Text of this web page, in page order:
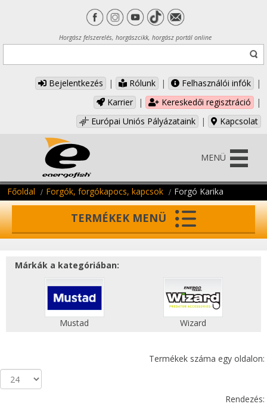
Horgász felszerelés, horgászcikk, horgász portál online
Bejelentkezés | Rólunk | Felhasználói infók
|
Karrier
| Kereskedői regisztráció
|
Európai Uniós Pályázataink
| Kapcsolat
MENÜ
Főoldal Forgók, forgókapocs, kapcsok Forgó Karika
TERMÉKEK MENÜ
Márkák a kategóriában:
Mustad Wizard
Termékek száma egy oldalon:
Rendezés: